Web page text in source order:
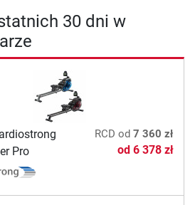
30 dni w
Pro
RCD od 7 360 zł
od 6 378 zł